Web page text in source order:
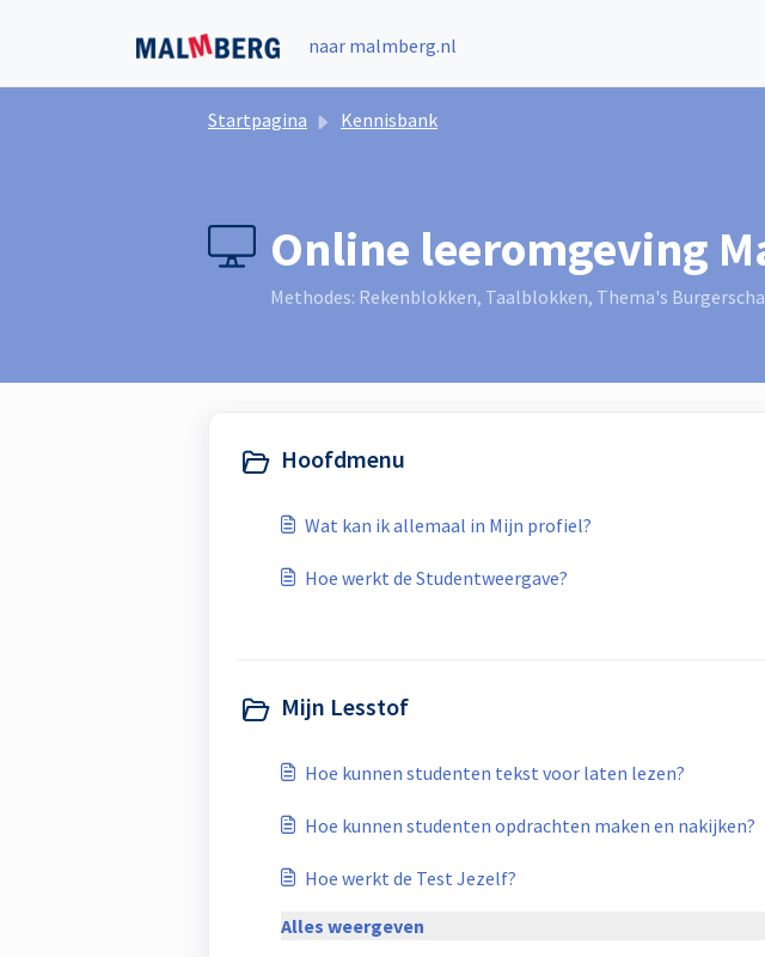
naar malmberg.nl
Startpagina Kennisbank
Online leeromgeving
Methodes: Rekenblokken, Taalblokken, Thema's
Hoofdmenu
Wat kan ik allemaal in Mijn profiel?
Hoe werkt de Studentweergave?
Mijn Lesstof
Hoe kunnen studenten tekst voor laten lezen?
Hoe kunnen studenten opdrachten maken en nakijken?
Hoe werkt de Test Jezelf?
Alles weergeven